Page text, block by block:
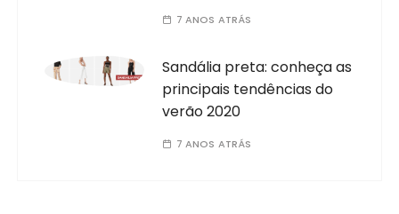
7 ANOS ATRÁS
Sandália preta: conheça as
principais tendências do
verão 2020
7 ANOS ATRÁS